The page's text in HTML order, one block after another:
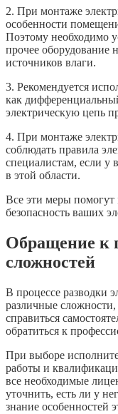
2. При монтаже
особенности
Поэтому необходимо
прочее оборудование
источников влаги.
3. Рекомендуется
как
электрическую цепь
4. При монтаже
соблюдать правила
специалистам, если у
в этой области.
Все эти меры помогут
безопасность ваших
Обращение к
сложностей
В процессе разводки
различные
справиться
обратиться к
При выборе
работы и
все необходимые
уточнить, есть ли у
знание особенностей